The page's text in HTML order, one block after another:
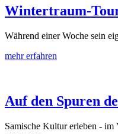
Wintertraum-
Während einer Woche sein
mehr erfahren
Auf den Spuren
Samische Kultur erleben -